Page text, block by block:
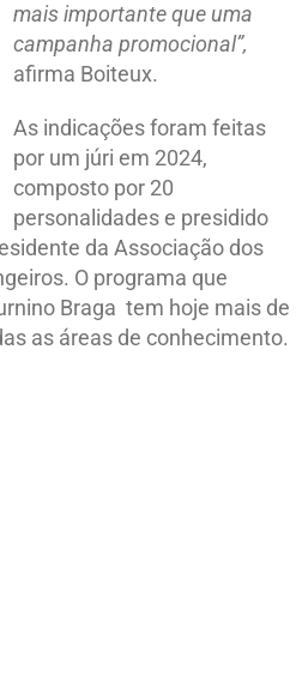
mais importante que uma
campanha promocional”,
afirma Boiteux.
As indicações foram feitas
por um júri em 2024,
composto por 20
personalidades e presidido
da Associação dos
O programa que
Braga tem hoje mais de
as áreas de conhecimento.